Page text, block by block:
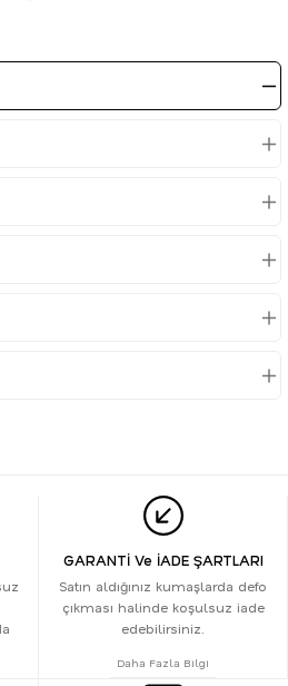
GARANTİ Ve İADE ŞARTLARI
Satın aldığınız kumaşlarda defo
çıkması halinde koşulsuz iade
edebilirsiniz.
Daha Fazla Bilgi